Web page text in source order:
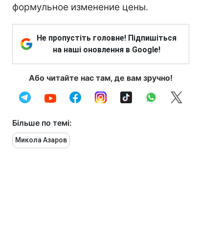
формульное изменение цены.
Не пропустіть головне! Підпишіться
на наші оновлення в Google!
Або читайте нас там, де вам зручно!
Більше по темі:
Микола Азаров